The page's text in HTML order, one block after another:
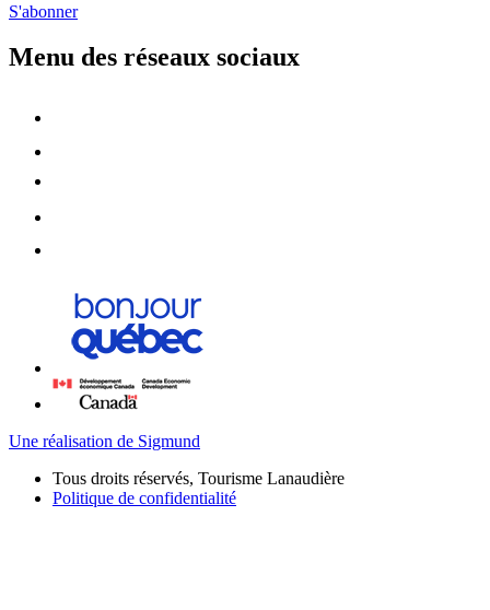
S'abonner
Menu des réseaux sociaux
Une réalisation de Sigmund
Tous droits réservés, Tourisme Lanaudière
Politique de confidentialité